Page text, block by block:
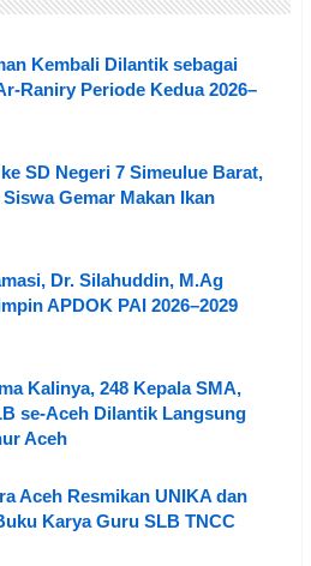
Kembali Dilantik sebagai
Raniry Periode Kedua 2026–
SD Negeri 7 Simeulue Barat,
Gemar Makan Ikan
Dr. Silahuddin, M.Ag
APDOK PAI 2026–2029
Kalinya, 248 Kepala SMA,
se-Aceh Dilantik Langsung
Aceh
Aceh Resmikan UNIKA dan
Karya Guru SLB TNCC